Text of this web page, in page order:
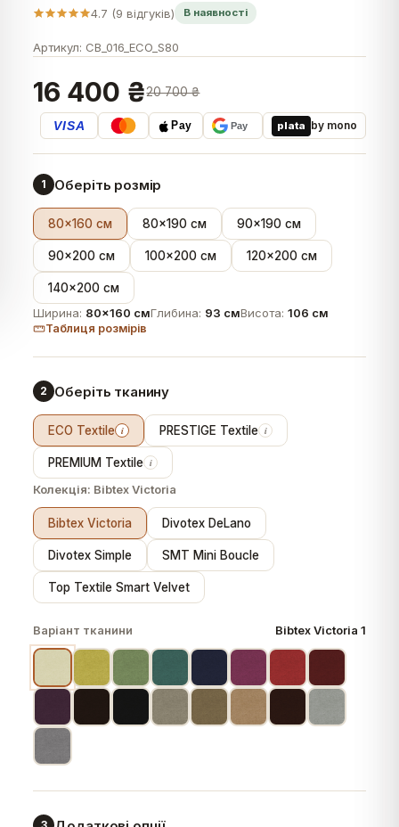
4.7 (9 відгуків) В наявності
Артикул: CB_016_ECO_S80
16 400 ₴20 700 ₴
VISA Pay Pay plata by mono
1 Оберіть розмір
80×160 см 80×190 см 90×190 см
90×200 см 100×200 см 120×200 см
140×200 см
Ширина: 80×160 смГлибина: 93 смВисота:106 см
Таблиця розмірів
2 Оберіть тканину
ECO Textile i PRESTIGE Textile i
PREMIUM Textile i
Колекція: Bibtex Victoria
Bibtex Victoria Divotex DeLano
Divotex Simple SMT Mini Boucle
Top Textile Smart Velvet
Варіант тканини Bibtex Victoria 1